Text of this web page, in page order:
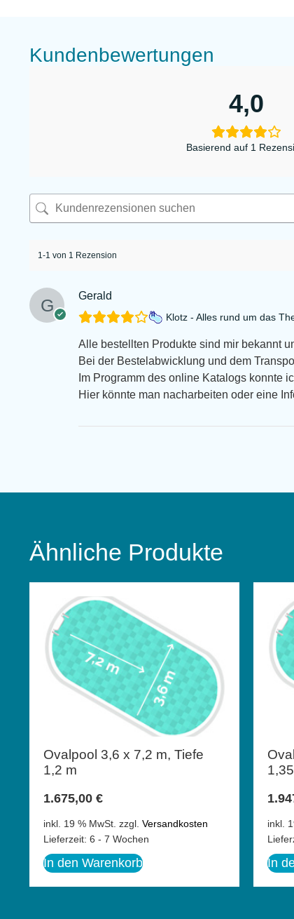
Kundenbewertungen
4,0
Basierend auf 1
1-1 von 1 Rezension
Gerald
Klotz - Alles rund um das
Alle bestellten Produkte sind mir bekannt
Bei der Bestelabwicklung und dem
Im Programm des online Katalogs konnte
Hier könnte man nacharbeiten oder eine
Ähnliche Produkte
Ovalpool 3,6 x 7,2 m, Tiefe
1,2 m
1.675,00 €
inkl. 19 % MwSt. zzgl. Versandkosten
Lieferzeit: 6 - 7 Wochen
In den Warenkorb
inkl.
In